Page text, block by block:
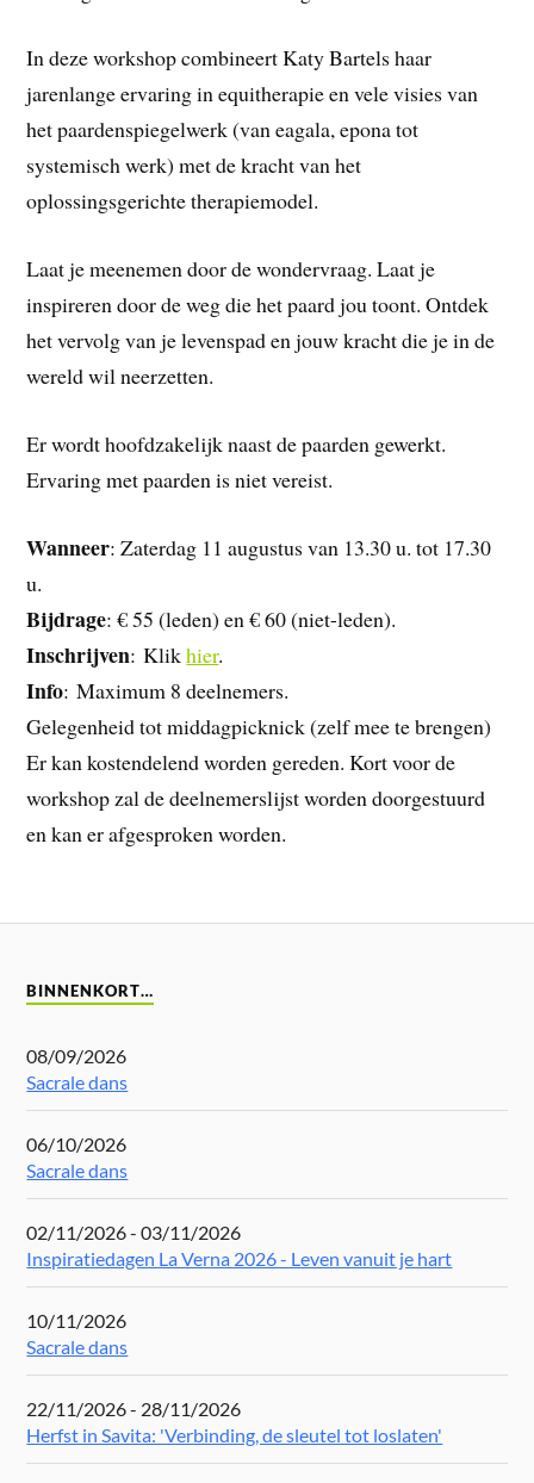
In deze workshop combineert Katy Bartels haar
jarenlange ervaring in equitherapie en vele visies van
het paardenspiegelwerk (van eagala, epona tot
systemisch werk) met de kracht van het
oplossingsgerichte therapiemodel.
Laat je meenemen door de wondervraag. Laat je
inspireren door de weg die het paard jou toont. Ontdek
het vervolg van je levenspad en jouw kracht die je in de
wereld wil neerzetten.
Er wordt hoofdzakelijk naast de paarden gewerkt.
Ervaring met paarden is niet vereist.
Wanneer: Zaterdag 11 augustus van 13.30 u. tot 17.30
u.
Bijdrage: € 55 (leden) en € 60 (niet-leden).
Inschrijven: Klikhier.
Info: Maximum 8 deelnemers.
Gelegenheid tot middagpicknick (zelf mee te brengen)
Er kan kostendelend worden gereden. Kort voor de
workshop zal de deelnemerslijst worden doorgestuurd
en kan er afgesproken worden.
BINNENKORT…
08/09/2026
Sacrale dans
06/10/2026
Sacrale dans
02/11/2026 - 03/11/2026
Inspiratiedagen La Verna 2026 - Leven vanuit je hart
10/11/2026
Sacrale dans
22/11/2026 - 28/11/2026
Herfst in Savita: 'Verbinding, de sleutel tot loslaten'